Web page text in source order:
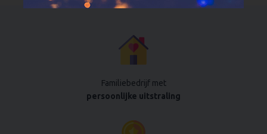
Familiebedrijf met
persoonlijke uitstraling